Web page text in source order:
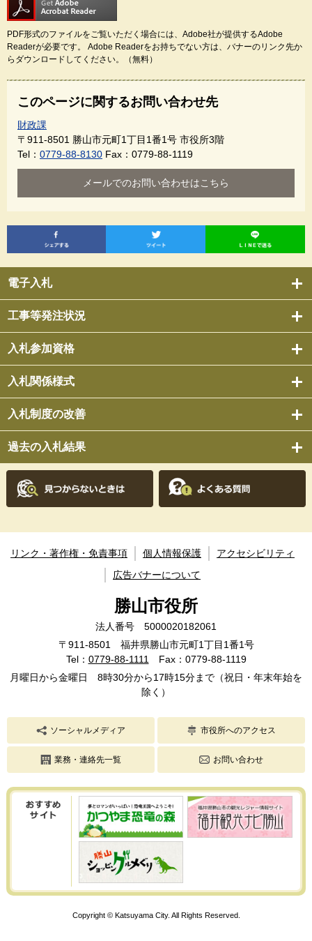
電子入札
工事等発注状況
入札参加資格
入札関係様式
入札制度の改善
過去の入札結果
PDF形式のファイルをご覧いただく場合には、Adobe社が提供するAdobe
Readerが必要です。
Adobe Readerをお持ちでない方は、バナーのリンク先か
らダウンロードしてください。（無料）
このページに関するお問い合わせ先
財政課
〒911-8501 勝山市元町1丁目1番1号 市役所3階
Tel： 0779-88-8130 Fax：0779-88-1119
メールでのお問い合わせはこちら
リンク・著作権・免責事項 個人情報保護
アクセシビリティ
広告バナーについて
勝山市役所
法人番号 5000020182061
〒911-8501 福井県勝山市元町1丁目1番1号
Tel： 0779-88-1111
Fax：0779-88-1119
月曜日から金曜日 8時30分から17時15分まで（祝日・年末年始を
除く）
ソーシャルメディア 市役所へのアクセス
業務・連絡先一覧 お問い合わせ
Copyright © Katsuyama City. All Rights Reserved.